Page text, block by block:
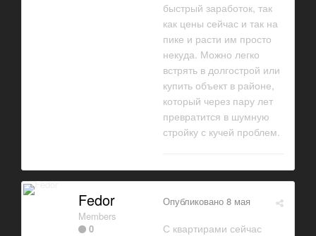
быстрый заработок, так
как цены сейчас и так на
пике и расти им просто
некуда. Можно легко
встрять в долгострой или
купить объект в районе,
который через пару лет
превратится в шумную
стройку с кучей проблем.
Fedor
Members
0
Опубликовано 8 мая
С квартирами сейчас